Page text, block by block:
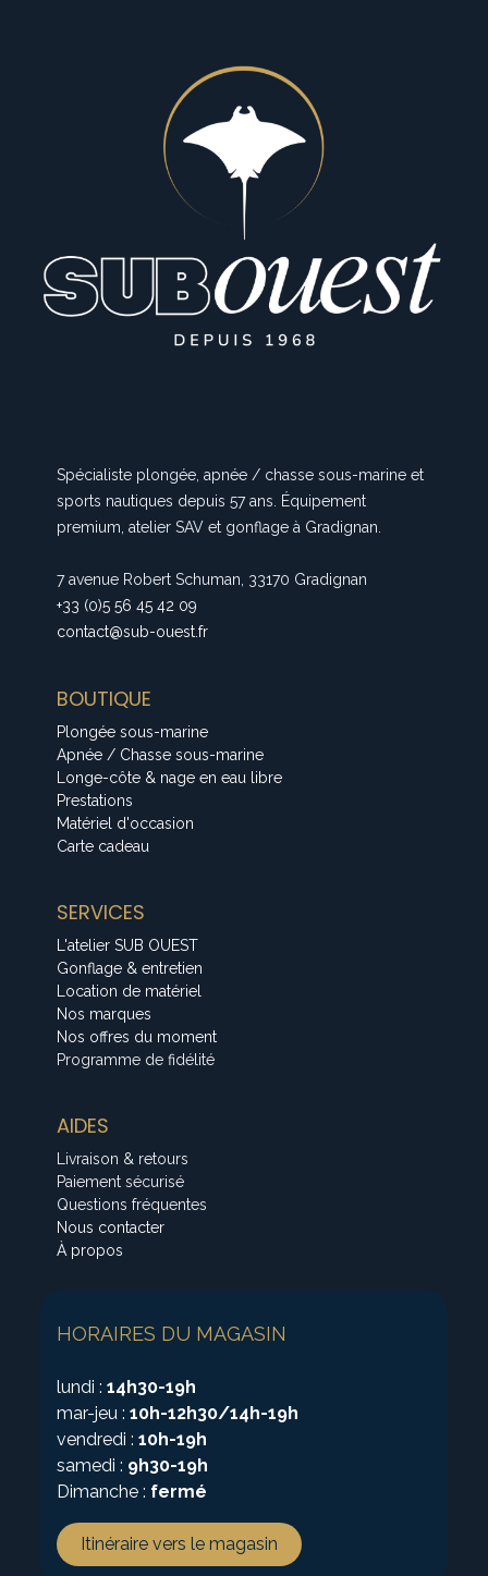
Spécialiste plongée, apnée / chasse sous-marine et
sports nautiques depuis 57 ans. Équipement
premium, atelier SAV et gonflage à Gradignan.
7 avenue Robert Schuman, 33170 Gradignan
+33 (0)5 56 45 42 09
contact@sub-ouest.fr
BOUTIQUE
Plongée sous-marine
Apnée / Chasse sous-marine
Longe-côte & nage en eau libre
Prestations
Matériel d'occasion
Carte cadeau
SERVICES
L'atelier SUB OUEST
Gonflage & entretien
Location de matériel
Nos marques
Nos offres du moment
Programme de fidélité
AIDES
Livraison & retours
Paiement sécurisé
Questions fréquentes
Nous contacter
À propos
HORAIRES DU MAGASIN
lundi :14h30-19h
mar-jeu :10h-12h30/14h-19h
vendredi :10h-19h
samedi : 9h30-19h
Dimanche : fermé
Itinéraire vers le magasin